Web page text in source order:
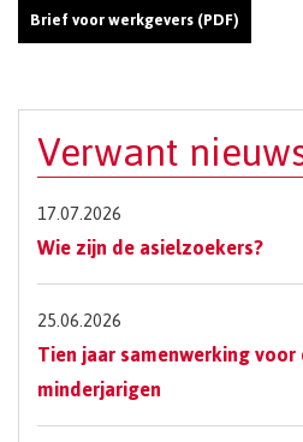
Brief voor werkgevers (PDF)
Verwant
17.07.2026
Wie zijn de asielzoekers?
25.06.2026
Tien jaar samenwerking
minderjarigen